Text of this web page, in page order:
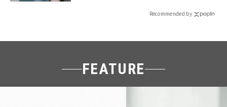
Recommended by
FEATURE